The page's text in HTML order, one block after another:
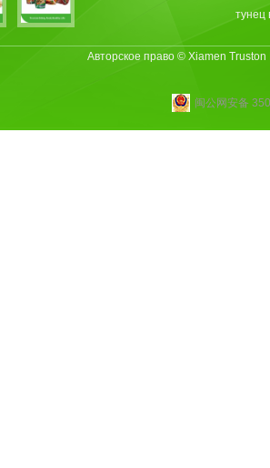
тунец
Авторское право © Xiamen
闽公网安备